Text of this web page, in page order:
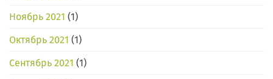
Ноябрь 2021 (1)
Октябрь 2021 (1)
Сентябрь 2021 (1)